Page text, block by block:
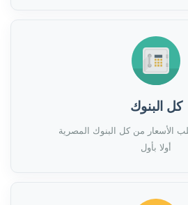
كل البنوك
الأسعار من كل البنوك المصرية
أولا بأول